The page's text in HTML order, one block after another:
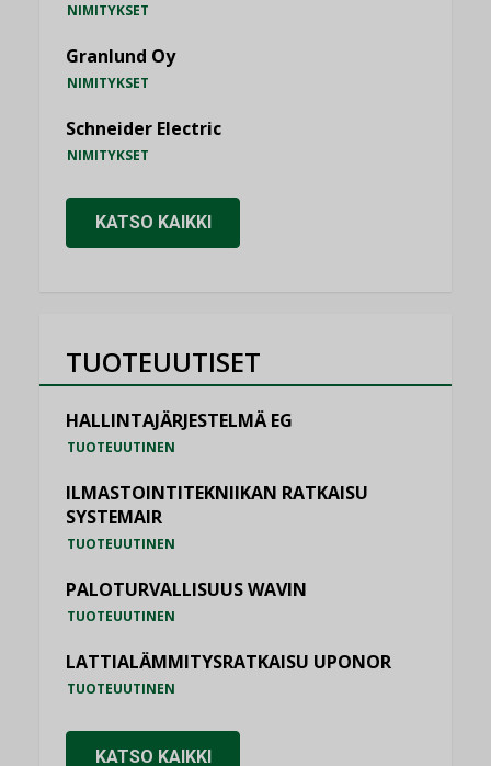
NIMITYKSET
Granlund Oy
NIMITYKSET
Schneider Electric
NIMITYKSET
KATSO KAIKKI
TUOTEUUTISET
HALLINTAJÄRJESTELMÄ EG
TUOTEUUTINEN
ILMASTOINTITEKNIIKAN RATKAISU
SYSTEMAIR
TUOTEUUTINEN
PALOTURVALLISUUS WAVIN
TUOTEUUTINEN
LATTIALÄMMITYSRATKAISU UPONOR
TUOTEUUTINEN
KATSO KAIKKI